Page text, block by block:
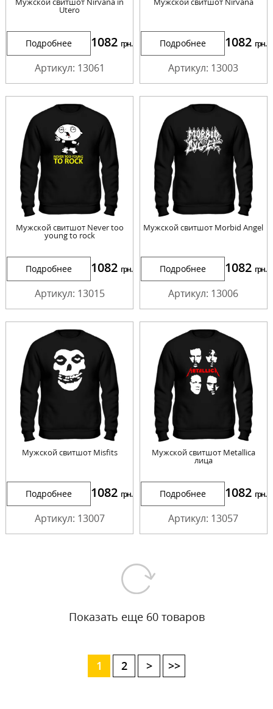
Utero
Подробнее 1082 грн.
Артикул: 13061
Подробнее 1082 грн.
Артикул: 13003
Мужской свитшот Never too
young to rock
Подробнее 1082 грн.
Артикул: 13015
Мужской свитшот Morbid Angel
Подробнее 1082 грн.
Артикул: 13006
Мужской свитшот Misfits
Подробнее 1082 грн.
Артикул: 13007
Мужской свитшот Metallica
лица
Подробнее 1082 грн.
Артикул: 13057
Показать еще 60 товаров
1 2 > >>